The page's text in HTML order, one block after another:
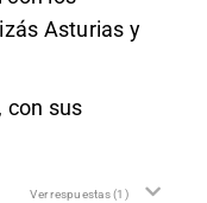
Asturias y
con sus
Ver respuestas(1)